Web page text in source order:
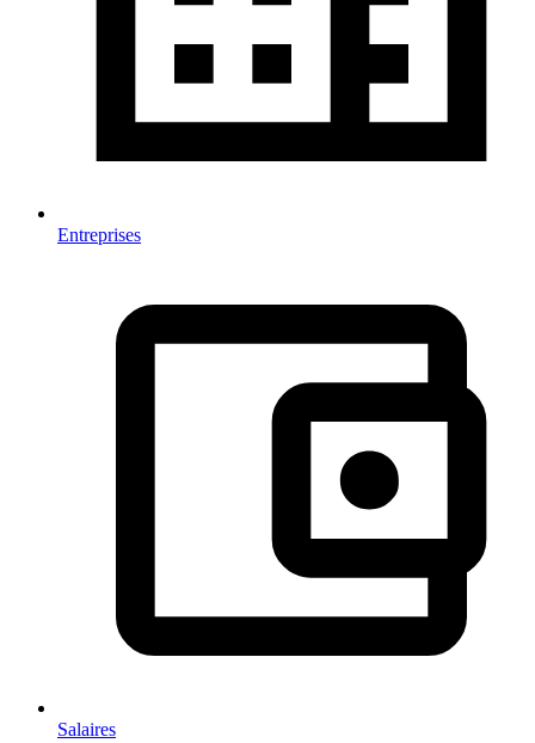
Entreprises
Salaires